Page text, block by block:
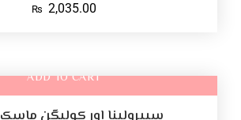
₨ 2,035.00
ADD TO CART